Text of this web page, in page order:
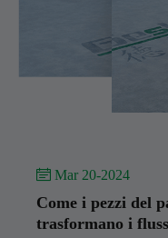
 Mar 20-2024
Come i pezzi del
trasformano i